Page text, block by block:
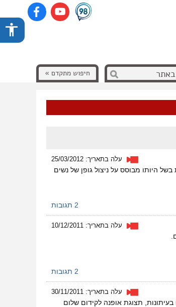
חיפוש מתקדם »
עלה בתאריך: 25/03/2012
היותו מבוסס על ניצול גופן של נשים
2 תגובות
עלה בתאריך: 10/12/2011
2 תגובות
עלה בתאריך: 30/11/2011
תצוגת אופנה לקידום שלום